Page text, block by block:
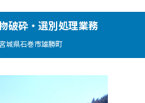
破砕・選別処理業務
城県石巻市雄勝町